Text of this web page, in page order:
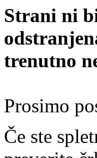
Strani ni
trenutno
Prosimo
Če ste